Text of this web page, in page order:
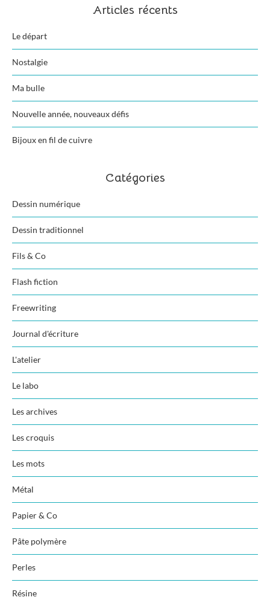
Articles récents
Le départ
Nostalgie
Ma bulle
Nouvelle année, nouveaux défis
Bijoux en fil de cuivre
Catégories
Dessin numérique
Dessin traditionnel
Fils & Co
Flash fiction
Freewriting
Journal d'écriture
L'atelier
Le labo
Les archives
Les croquis
Les mots
Métal
Papier & Co
Pâte polymère
Perles
Résine